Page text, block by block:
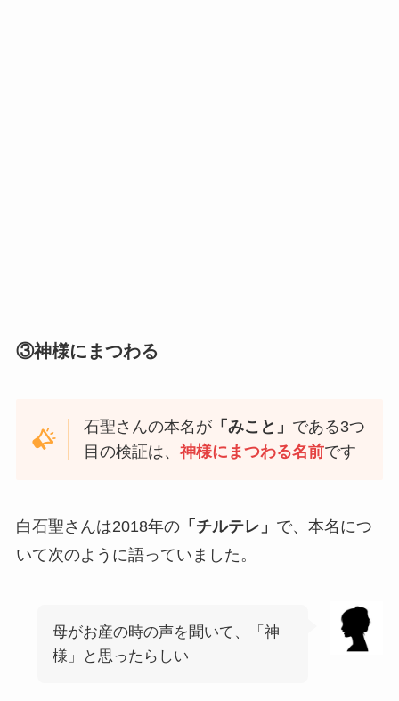
③神様にまつわる
石聖さんの本名が 「みこと」 である3つ
目の検証は、神様にまつわる名前です
白石聖さんは2018年の「チルテレ」 で、本名につ
いて次のように語っていました。
母がお産の時の声を聞いて、「神
様」と思ったらしい